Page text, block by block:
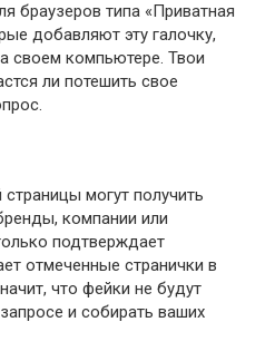
браузеров типа «Приватная
добавляют эту галочку,
своем компьютере. Твои
ли потешить свое
могут получить
компании или
подтверждает
отмеченные странички в
что фейки не будут
и собирать ваших